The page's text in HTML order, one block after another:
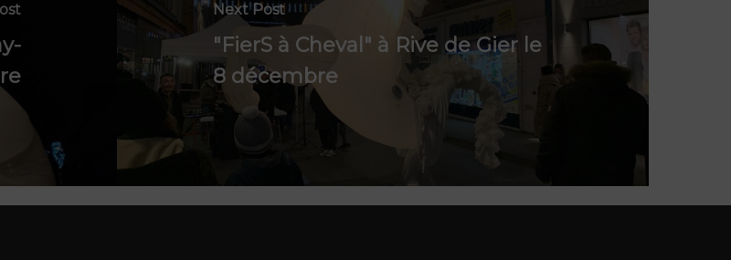
Next Post
"FierS à Cheval" à Rive de Gier le
8 décembre